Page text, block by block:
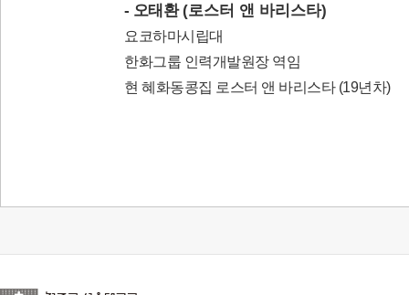
- 오태환(로스터 앤 바리스타)
요코하마시립대
한화그룹 인력개발원장 역임
현 혜화동콩집 로스터 앤 바리스타 (19년차)